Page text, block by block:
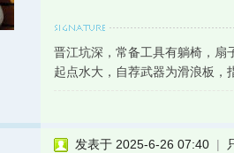
晋江坑深，常备工具有躺椅，扇
起点水大，自荐武器为滑浪板，
发表于 2025-6-26 07:40 |